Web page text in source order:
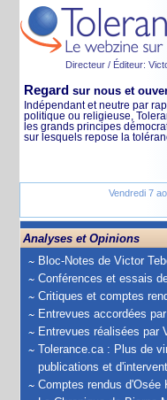
Directeur / Éditeur:
Regard sur nous et
Indépendant et neutre par
politique ou religieuse,
les grands principes
sur lesquels repose la
Vendredi 7
Analyses et Opinions
Bloc-Notes de Victor
Conférences et essais
Critiques et comptes
Entrevues accordées
Entrevues réalisées par
Tolerance.ca : Plus de
publications et
Comptes rendus d'Osée